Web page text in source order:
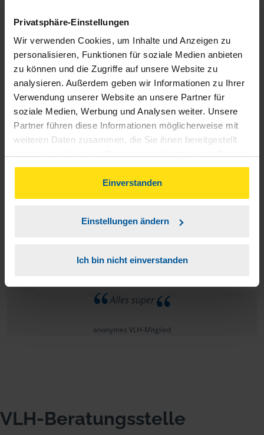
Privatsphäre-Einstellungen
Wir verwenden Cookies, um Inhalte und Anzeigen zu
personalisieren, Funktionen für soziale Medien anbieten
zu können und die Zugriffe auf unsere Website zu
analysieren. Außerdem geben wir Informationen zu Ihrer
Verwendung unserer Website an unsere Partner für
soziale Medien, Werbung und Analysen weiter. Unsere
Partner führen diese Informationen möglicherweise mit
weiteren Daten zusammen, die Sie ihnen bereitgestellt
gesammelt haben. Indem Sie auf Einverstanden klicken,
können Sie der Verwendung von Cookies, gemäß
unserer
Einverstanden
Einstellungen ändern
Ich bin nicht einverstanden
anonymes VLH-Mitglied
Ich bin mit der Arbeit/Beratung sehr zufrieden.
Harry Wolf
Sehr guter, professioneller Service
anonymes VLH-Mitglied
Alles super
anonymes VLH-Mitglied
VLH-Beratungsstelle